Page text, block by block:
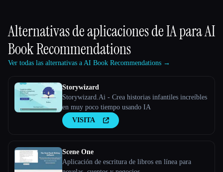
Alternativas de aplicaciones de IA paraAI
Book Recommendations
Ver todas las alternativas a AI Book Recommendations →
Storywizard
Storywizard.Ai - Crea historias infantiles increíbles
en muy poco tiempo usando IA
VISITA
Scene One
Aplicación de escritura de libros en línea para